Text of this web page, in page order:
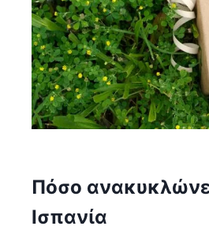
Πόσο
Ισπανία